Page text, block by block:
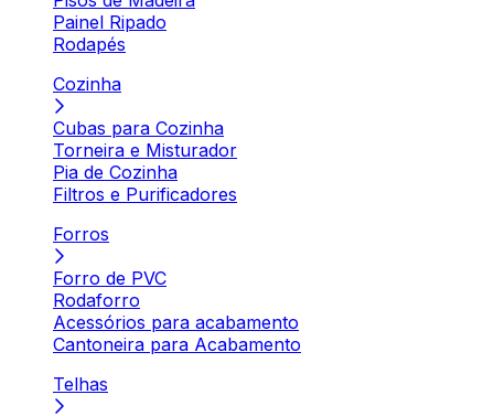
Painel Ripado
Rodapés
Cozinha
Cubas para Cozinha
Torneira e Misturador
Pia de Cozinha
Filtros e Purificadores
Forros
Forro de PVC
Rodaforro
Acessórios para acabamento
Cantoneira para Acabamento
Telhas